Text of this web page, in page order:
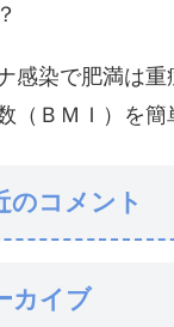
感染で肥満は
（ＢＭＩ）を簡
のコメント
カイブ